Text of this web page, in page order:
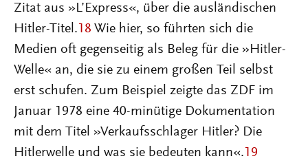
Zitat aus »L’Express«, über die ausländischen
Hitler-Titel.18 Wie hier, so führten sich die
Medien oft gegenseitig als Beleg für die »Hitler-
Welle« an, die sie zu einem großen Teil selbst
erst schufen. Zum Beispiel zeigte das ZDF im
Januar 1978 eine 40-minütige Dokumentation
mit dem Titel »Verkaufsschlager Hitler? Die
Hitlerwelle und was sie bedeuten kann«.19